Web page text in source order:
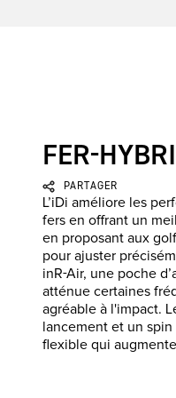
FER-
PARTAGER
L’iDi améliore les
fers en offrant un
en proposant aux
pour ajuster
inR-Air, une poche
atténue certaines
agréable à l'impact.
lancement et un
flexible qui